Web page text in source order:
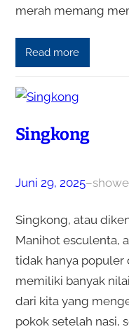
merah memang
Read more
Singkong
Juni 29, 2025–
Singkong, atau
Manihot esculenta,
tidak hanya populer
memiliki banyak
dari kita yang
pokok setelah nasi,